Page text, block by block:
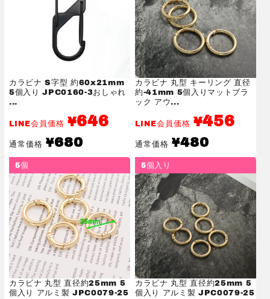
カラビナ S字型 約60x21mm
5個入り JPC0160-3おしゃれ
...
LINE会員価格 ¥646
通常価格
通
常
価
¥680
カラビナ 丸型 キーリング 直径
約-41mm 5個入りマットブラ
ック アウ...
LINE会員価格 ¥456
通常価格
通
常
価
¥480
5個
カラビナ 丸型 直径約25mm 5
個入り アルミ製 JPC0079-25
5個入り
カラビナ 丸型 直径約25mm 5
個入り アルミ製 JPC0079-25